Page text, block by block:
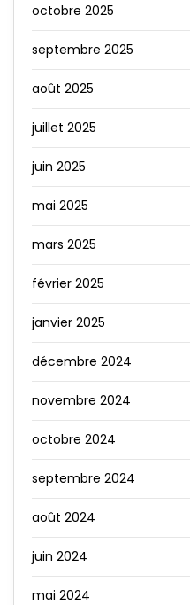
octobre 2025
septembre 2025
août 2025
juillet 2025
juin 2025
mai 2025
mars 2025
février 2025
janvier 2025
décembre 2024
novembre 2024
octobre 2024
septembre 2024
août 2024
juin 2024
mai 2024